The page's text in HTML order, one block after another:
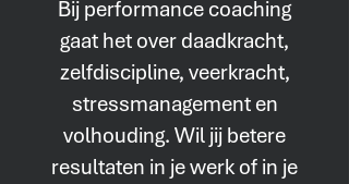
Bij performance coaching
gaat het over daadkracht,
zelfdiscipline, veerkracht,
stressmanagement en
volhouding.Wil jij betere
resultaten in je werk of in je